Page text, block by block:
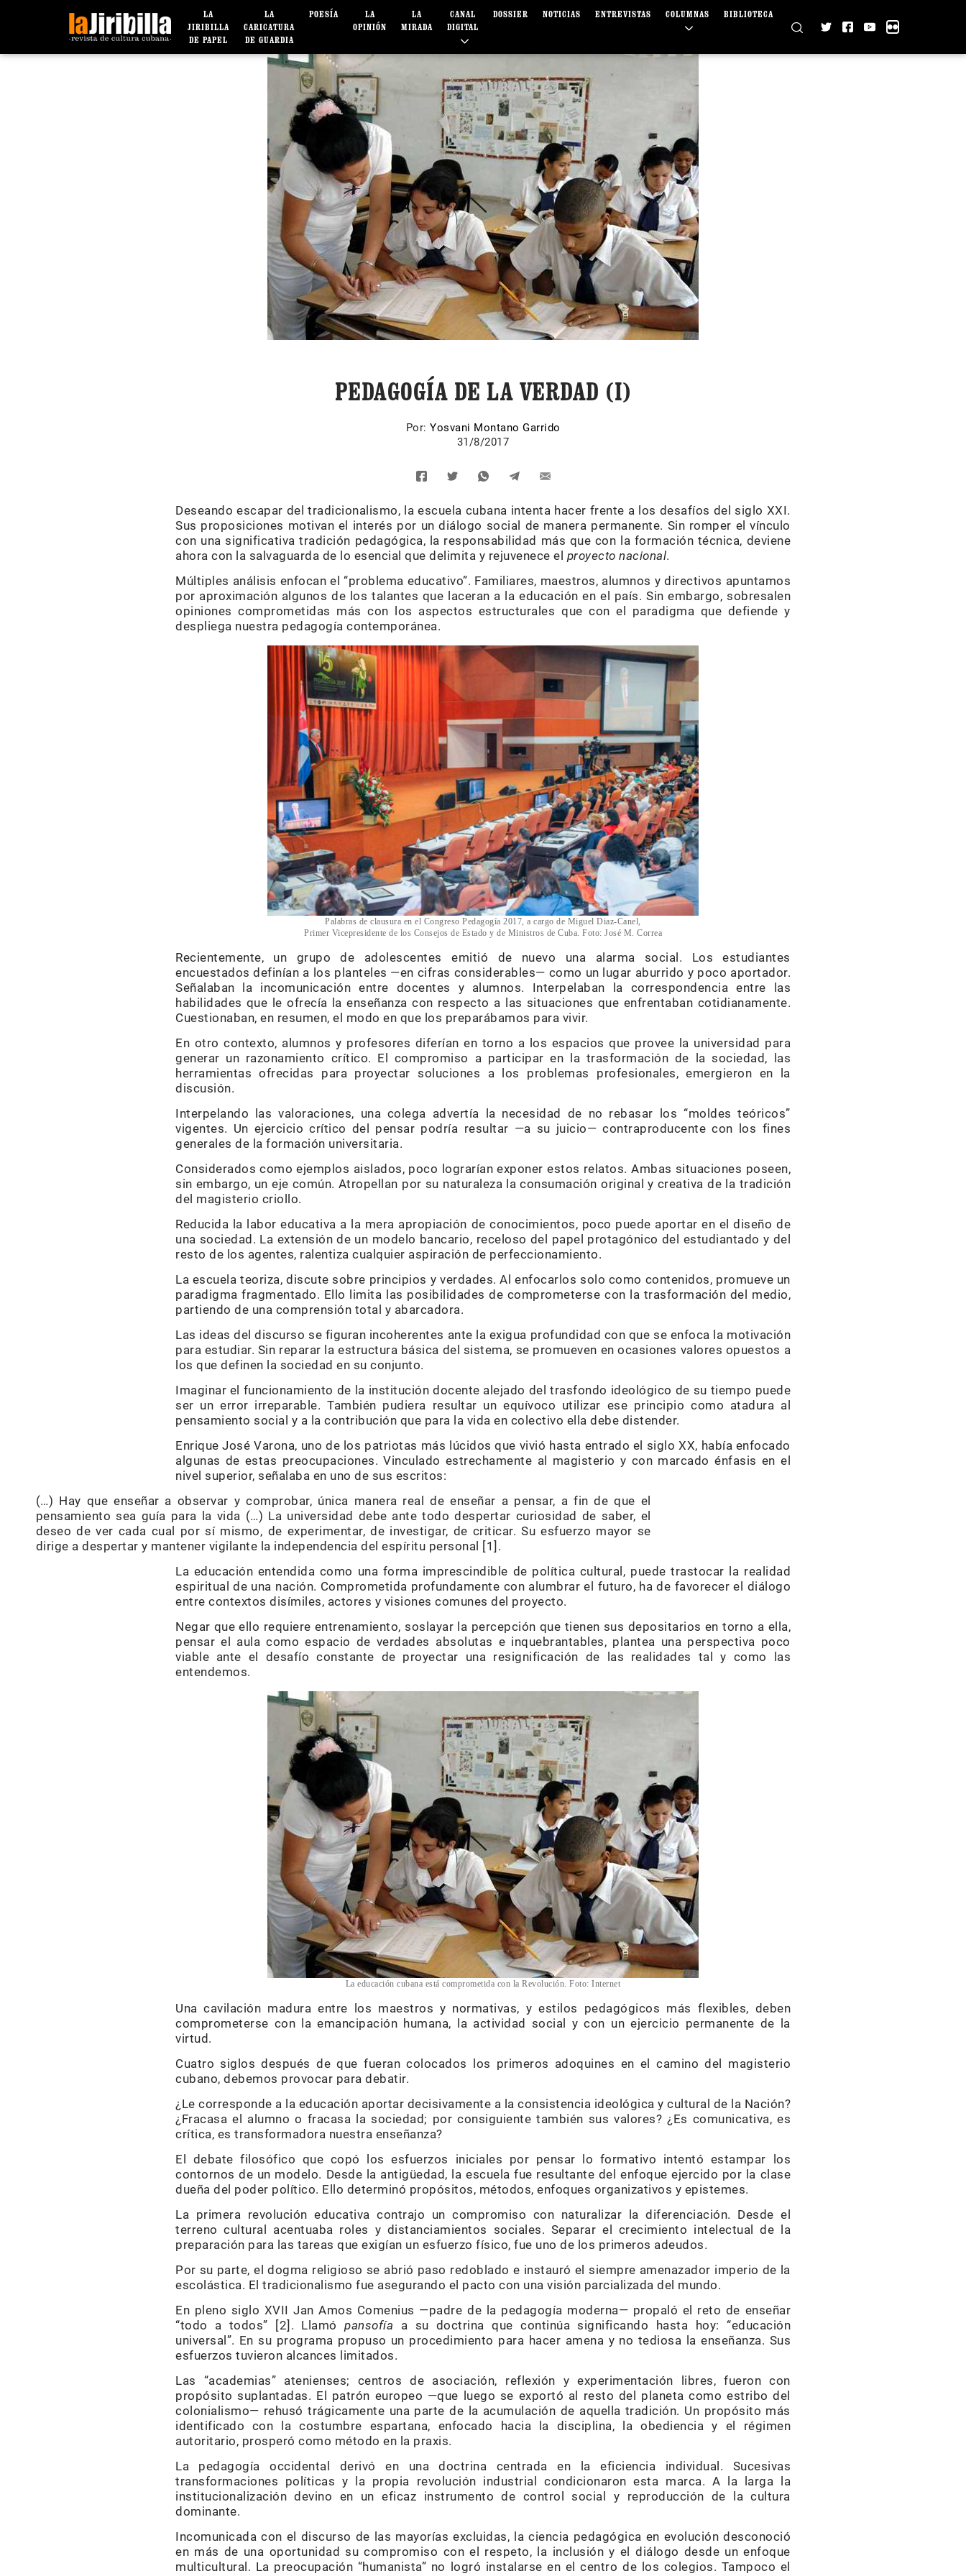
LA
JIRIBILLA
DE PAPEL
LA
CARICATURA
DE GUARDIA
POESÍA
LA
OPINIÓN
LA
MIRADA
CANAL
DIGITAL
DOSSIER NOTICIAS ENTREVISTAS COLUMNAS BIBLIOTECA
PEDAGOGÍA DE LA VERDAD (I)
Por: Yosvani Montano Garrido
31/8/2017
Deseando escapar del tradicionalismo, la escuela cubana intenta hacer frente a los desafíos del siglo XXI.
Sus proposiciones motivan el interés por un diálogo social de manera permanente. Sin romper el vínculo
con una significativa tradición pedagógica, la responsabilidad más que con la formación técnica, deviene
ahora con la salvaguarda de lo esencial que delimita y rejuvenece el proyecto nacional.
Múltiples análisis enfocan el “problema educativo”. Familiares, maestros, alumnos y directivos apuntamos
por aproximación algunos de los talantes que laceran a la educación en el país. Sin embargo, sobresalen
opiniones comprometidas más con los aspectos estructurales que con el paradigma que defiende y
despliega nuestra pedagogía contemporánea.
Palabras de clausura en el Congreso Pedagogía 2017, a cargo de Miguel Diaz-Canel,
Primer Vicepresidente de los Consejos de Estado y de Ministros de Cuba. Foto: José M. Correa
Recientemente, un grupo de adolescentes emitió de nuevo una alarma social. Los estudiantes
encuestados definían a los planteles —en cifras considerables— como un lugar aburrido y poco aportador.
Señalaban la incomunicación entre docentes y alumnos. Interpelaban la correspondencia entre las
habilidades que le ofrecía la enseñanza con respecto a las situaciones que enfrentaban cotidianamente.
Cuestionaban, en resumen, el modo en que los preparábamos para vivir.
En otro contexto, alumnos y profesores diferían en torno a los espacios que provee la universidad para
generar un razonamiento crítico. El compromiso a participar en la trasformación de la sociedad, las
herramientas ofrecidas para proyectar soluciones a los problemas profesionales, emergieron en la
discusión.
Interpelando las valoraciones, una colega advertía la necesidad de no rebasar los “moldes teóricos”
vigentes. Un ejercicio crítico del pensar podría resultar —a su juicio— contraproducente con los fines
generales de la formación universitaria.
Considerados como ejemplos aislados, poco lograrían exponer estos relatos. Ambas situaciones poseen,
sin embargo, un eje común. Atropellan por su naturaleza la consumación original y creativa de la tradición
del magisterio criollo.
Reducida la labor educativa a la mera apropiación de conocimientos, poco puede aportar en el diseño de
una sociedad. La extensión de un modelo bancario, receloso del papel protagónico del estudiantado y del
resto de los agentes, ralentiza cualquier aspiración de perfeccionamiento.
La escuela teoriza, discute sobre principios y verdades. Al enfocarlos solo como contenidos, promueve un
paradigma fragmentado. Ello limita las posibilidades de comprometerse con la trasformación del medio,
partiendo de una comprensión total y abarcadora.
Las ideas del discurso se figuran incoherentes ante la exigua profundidad con que se enfoca la motivación
para estudiar. Sin reparar la estructura básica del sistema, se promueven en ocasiones valores opuestos a
los que definen la sociedad en su conjunto.
Imaginar el funcionamiento de la institución docente alejado del trasfondo ideológico de su tiempo puede
ser un error irreparable. También pudiera resultar un equívoco utilizar ese principio como atadura al
pensamiento social y a la contribución que para la vida en colectivo ella debe distender.
Enrique José Varona, uno de los patriotas más lúcidos que vivió hasta entrado el siglo XX, había enfocado
algunas de estas preocupaciones. Vinculado estrechamente al magisterio y con marcado énfasis en el
nivel superior, señalaba en uno de sus escritos:
(…) Hay que enseñar a observar y comprobar, única manera real de enseñar a pensar, a fin de que el
pensamiento sea guía para la vida (…) La universidad debe ante todo despertar curiosidad de saber, el
deseo de ver cada cual por sí mismo, de experimentar, de investigar, de criticar. Su esfuerzo mayor se
dirige a despertar y mantener vigilante la independencia del espíritu personal [1].
La educación entendida como una forma imprescindible de política cultural, puede trastocar la realidad
espiritual de una nación. Comprometida profundamente con alumbrar el futuro, ha de favorecer el diálogo
entre contextos disímiles, actores y visiones comunes del proyecto.
Negar que ello requiere entrenamiento, soslayar la percepción que tienen sus depositarios en torno a ella,
pensar el aula como espacio de verdades absolutas e inquebrantables, plantea una perspectiva poco
viable ante el desafío constante de proyectar una resignificación de las realidades tal y como las
entendemos.
La educación cubana está comprometida con la Revolución. Foto: Internet
Una cavilación madura entre los maestros y normativas, y estilos pedagógicos más flexibles, deben
comprometerse con la emancipación humana, la actividad social y con un ejercicio permanente de la
virtud.
Cuatro siglos después de que fueran colocados los primeros adoquines en el camino del magisterio
cubano, debemos provocar para debatir.
¿Le corresponde a la educación aportar decisivamente a la consistencia ideológica y cultural de la Nación?
¿Fracasa el alumno o fracasa la sociedad; por consiguiente también sus valores? ¿Es comunicativa, es
crítica, es transformadora nuestra enseñanza?
El debate filosófico que copó los esfuerzos iniciales por pensar lo formativo intentó estampar los
contornos de un modelo. Desde la antigüedad, la escuela fue resultante del enfoque ejercido por la clase
dueña del poder político. Ello determinó propósitos, métodos, enfoques organizativos y epistemes.
La primera revolución educativa contrajo un compromiso con naturalizar la diferenciación. Desde el
terreno cultural acentuaba roles y distanciamientos sociales. Separar el crecimiento intelectual de la
preparación para las tareas que exigían un esfuerzo físico, fue uno de los primeros adeudos.
Por su parte, el dogma religioso se abrió paso redoblado e instauró el siempre amenazador imperio de la
escolástica. El tradicionalismo fue asegurando el pacto con una visión parcializada del mundo.
En pleno siglo XVII Jan Amos Comenius —padre de la pedagogía moderna— propaló el reto de enseñar
“todo a todos” [2]. Llamópansofía a su doctrina que continúa significando hasta hoy: “educación
universal”. En su programa propuso un procedimiento para hacer amena y no tediosa la enseñanza. Sus
esfuerzos tuvieron alcances limitados.
Las “academias” atenienses; centros de asociación, reflexión y experimentación libres, fueron con
propósito suplantadas. El patrón europeo —que luego se exportó al resto del planeta como estribo del
colonialismo— rehusó trágicamente una parte de la acumulación de aquella tradición. Un propósito más
identificado con la costumbre espartana, enfocado hacia la disciplina, la obediencia y el régimen
autoritario, prosperó como método en la praxis.
La pedagogía occidental derivó en una doctrina centrada en la eficiencia individual. Sucesivas
transformaciones políticas y la propia revolución industrial condicionaron esta marca. A la larga la
institucionalización devino en un eficaz instrumento de control social y reproducción de la cultura
dominante.
Incomunicada con el discurso de las mayorías excluidas, la ciencia pedagógica en evolución desconoció
en más de una oportunidad su compromiso con el respeto, la inclusión y el diálogo desde un enfoque
multicultural. La preocupación “humanista” no logró instalarse en el centro de los colegios. Tampoco el